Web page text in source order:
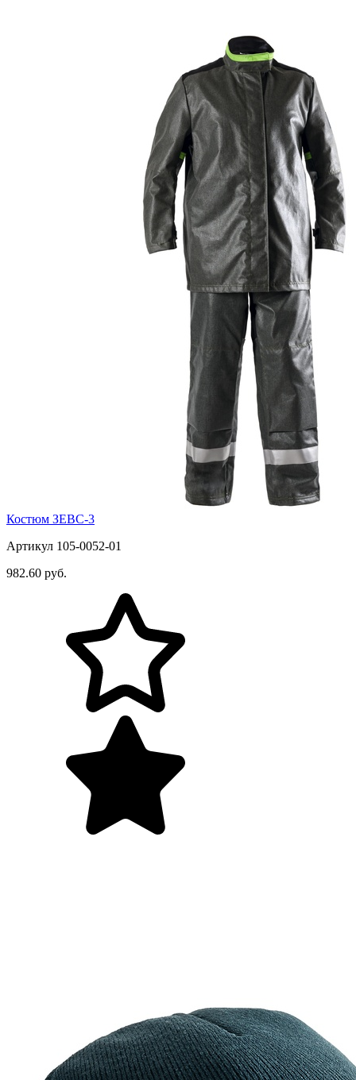
Костюм ЗЕВС-3
Артикул 105-0052-01
982.60 руб.